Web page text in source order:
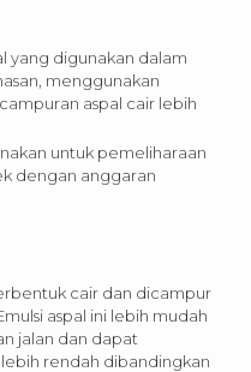
yang digunakan dalam
menggunakan
aspal cair lebih
untuk pemeliharaan
dengan anggaran
cair dan dicampur
aspal ini lebih mudah
jalan dan dapat
rendah dibandingkan